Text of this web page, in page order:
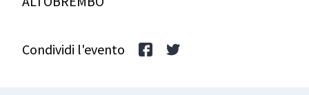
Condividi l'evento